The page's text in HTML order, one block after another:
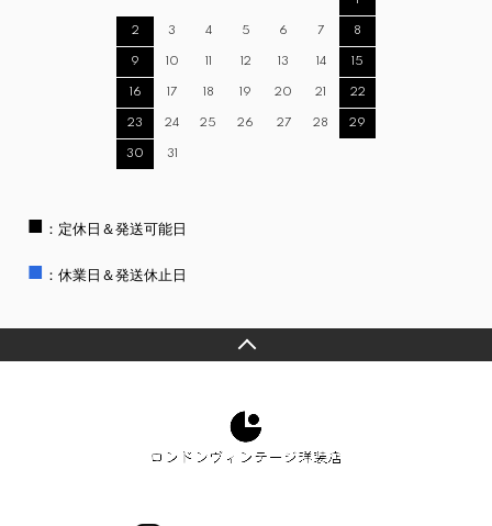
2 3 4 5 6 7 8
9 10 11 12 13 14 15
16 17 18 19 20 21 22
23 24 25 26 27 28 29
30 31
■ ：定休日＆発送可能日
■ ：休業日＆発送休止日